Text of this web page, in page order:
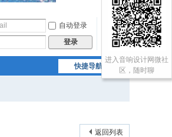
自动登录
找回密码
登录 注册
快捷导航
返回列表
进入音响设计网微社
区，随时聊